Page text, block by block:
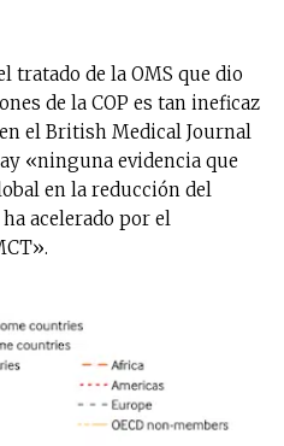
tratado de la OMS que dio
de la COP es tan ineficaz
el British Medical Journal
«ninguna evidencia que
en la reducción del
acelerado por el